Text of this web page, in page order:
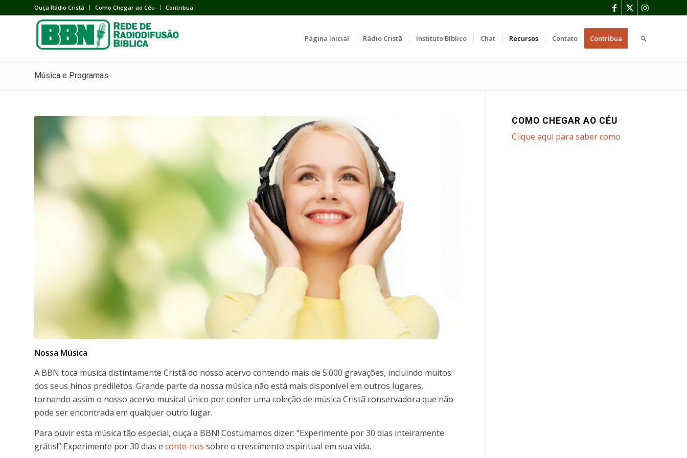
Ouça Rádio Cristã Como Chegar ao Céu Contribua
Página Inicial Rádio Cristã Instituto Bíblico Chat Recursos Contato Contribua
Música e Programas
Nossa Música
A BBN toca música distintamente Cristã do nosso acervo contendo mais de 5.000 gravações, incluindo muitos
dos seus hinos prediletos. Grande parte da nossa música não está mais disponível em outros lugares,
tornando assim o nosso acervo musical único por conter uma coleção de música Cristã conservadora que não
pode ser encontrada em qualquer outro lugar.
Para ouvir esta música tão especial, ouça a BBN! Costumamos dizer: “Experimente por 30 dias inteiramente
grátis!” Experimente por 30 dias e conte-nos sobre o crescimento espiritual em sua vida.
COMO CHEGAR AO CÉU
Clique aqui para saber como